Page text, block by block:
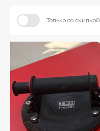
Только со скидкой